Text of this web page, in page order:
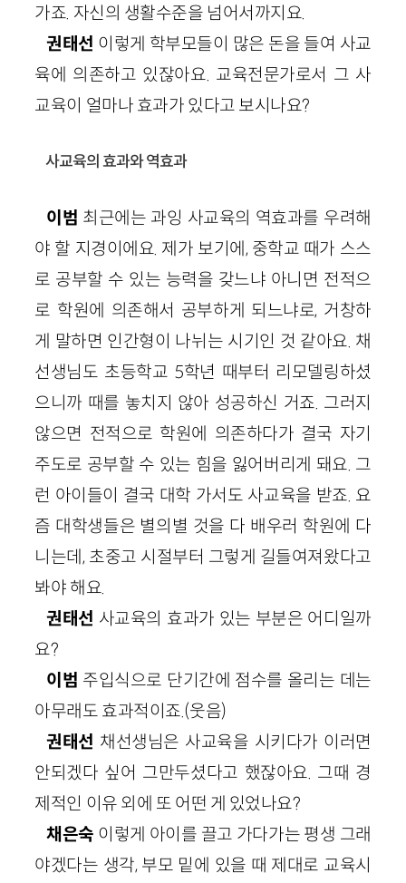
가죠. 자신의 생활수준을 넘어서까지요.
권태선 이렇게 학부모들이 많은 돈을 들여 사교
육에 의존하고 있잖아요. 교육전문가로서 그 사
교육이 얼마나 효과가 있다고 보시나요?
사교육의 효과와 역효과
이범 최근에는 과잉 사교육의 역효과를 우려해
야 할 지경이에요. 제가 보기에, 중학교 때가 스스
로 공부할 수 있는 능력을 갖느냐 아니면 전적으
로 학원에 의존해서 공부하게 되느냐로, 거창하
게 말하면 인간형이 나뉘는 시기인 것 같아요. 채
선생님도 초등학교 5학년 때부터 리모델링하셨
으니까 때를 놓치지 않아 성공하신 거죠. 그러지
않으면 전적으로 학원에 의존하다가 결국 자기
주도로 공부할 수 있는 힘을 잃어버리게 돼요. 그
런 아이들이 결국 대학 가서도 사교육을 받죠. 요
즘 대학생들은 별의별 것을 다 배우러 학원에 다
니는데, 초중고 시절부터 그렇게 길들여져왔다고
봐야 해요.
권태선 사교육의 효과가 있는 부분은 어디일까
요?
이범 주입식으로 단기간에 점수를 올리는 데는
아무래도 효과적이죠.(웃음)
권태선 채선생님은 사교육을 시키다가 이러면
안되겠다 싶어 그만두셨다고 했잖아요. 그때 경
제적인 이유 외에 또 어떤 게 있었나요?
채은숙 이렇게 아이를 끌고 가다가는 평생 그래
야겠다는 생각, 부모 밑에 있을 때 제대로 교육시